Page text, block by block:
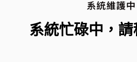
系統忙碌中，